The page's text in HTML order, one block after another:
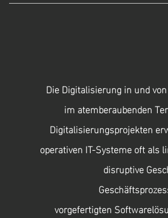
Die Digitalisierung in und
im atemberaubenden
Digitalisierungsprojekten
operativen IT-Systeme oft als
disruptive
vorgefertigten